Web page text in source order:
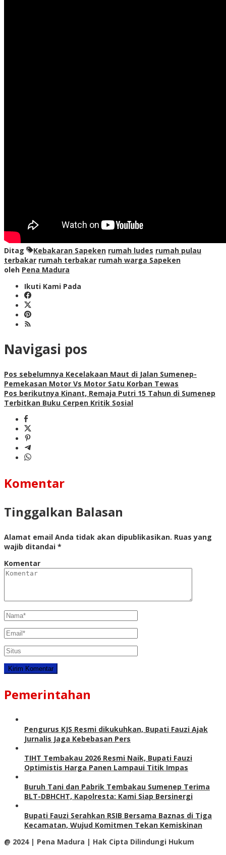
Ditag Kebakaran Sapeken rumah ludes rumah pulau
terbakar rumah terbakar rumah warga Sapeken
oleh Pena Madura
Ikuti Kami Pada
Navigasi pos
Pos sebelumnya Kecelakaan Maut di Jalan Sumenep-
Pemekasan Motor Vs Motor Satu Korban Tewas
Pos berikutnya Kinant, Remaja Putri 15 Tahun di Sumenep
Terbitkan Buku Cerpen Kritik Sosial
Komentar
Tinggalkan Balasan
Alamat email Anda tidak akan dipublikasikan. Ruas yang
wajib ditandai *
Komentar
Pemerintahan
Pengurus KJS Resmi dikukuhkan, Bupati Fauzi Ajak
Jurnalis Jaga Kebebasan Pers
TIHT Tembakau 2026 Resmi Naik, Bupati Fauzi
Optimistis Harga Panen Lampaui Titik Impas
Buruh Tani dan Pabrik Tembakau Sumenep Terima
BLT-DBHCHT, Kapolresta: Kami Siap Bersinergi
Bupati Fauzi Serahkan RSIB Bersama Baznas di Tiga
Kecamatan, Wujud Komitmen Tekan Kemiskinan
@ 2024 | Pena Madura | Hak Cipta Dilindungi Hukum